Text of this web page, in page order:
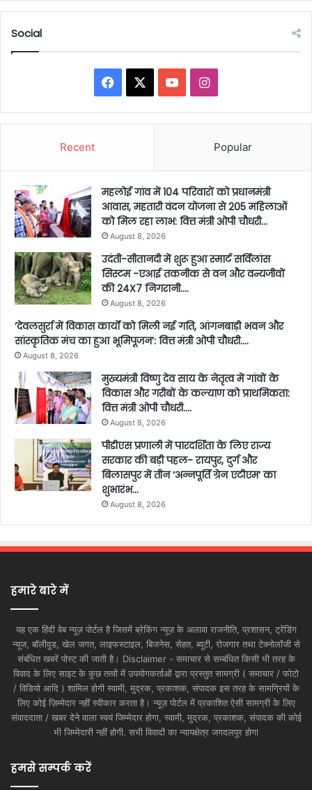
Social
Facebook YouTubeInstagram
Recent Popular
महलोई गांव में 104 परिवारों को प्रधानमंत्री
आवास, महतारी वंदन योजना से 205 महिलाओं
को मिल रहा लाभ: वित्त मंत्री ओपी चौधरी…
August 8, 2026
उदंती-सीतानदी में शुरू हुआ स्मार्ट सर्विलांस
सिस्टम -एआई तकनीक से वन और वन्यजीवों
की 24X7 निगरानी….
August 8, 2026
’देवलसुर्रा में विकास कार्यों को मिली नई गति, आंगनबाड़ी भवन और
सांस्कृतिक मंच का हुआ भूमिपूजन’: वित्त मंत्री ओपी चौधरी….
August 8, 2026
मुख्यमंत्री विष्णु देव साय के नेतृत्व में गांवों के
विकास और गरीबों के कल्याण को प्राथमिकता:
वित्त मंत्री ओपी चौधरी….
August 8, 2026
पीडीएस प्रणाली में पारदर्शिता के लिए राज्य
सरकार की बड़ी पहल- रायपुर, दुर्ग और
बिलासपुर में तीन ‘अन्नपूर्ति ग्रेन एटीएम‘ का
शुभारंभ…
August 8, 2026
हमारे बारे में
यह एक हिंदी वेब न्यूज़ पोर्टल है जिसमें ब्रेकिंग न्यूज़ के अलावा राजनीति, प्रशासन, ट्रेंडिंग
न्यूज, बॉलीवुड, खेल जगत, लाइफस्टाइल, बिजनेस, सेहत, ब्यूटी, रोजगार तथा टेक्नोलॉजी से
संबंधित खबरें पोस्ट की जाती है। Disclaimer - समाचार से सम्बंधित किसी भी तरह के
विवाद के लिए साइट के कुछ तत्वों में उपयोगकर्ताओं द्वारा प्रस्तुत सामग्री ( समाचार / फोटो
/ विडियो आदि ) शामिल होगी स्वामी, मुद्रक, प्रकाशक, संपादक इस तरह के सामग्रियों के
लिए कोई ज़िम्मेदार नहीं स्वीकार करता है। न्यूज़ पोर्टल में प्रकाशित ऐसी सामग्री के लिए
संवाददाता / खबर देने वाला स्वयं जिम्मेदार होगा, स्वामी, मुद्रक, प्रकाशक, संपादक की कोई
भी जिम्मेदारी नहीं होगी. सभी विवादों का न्यायक्षेत्र जगदलपुर होगा
हमसे सम्पर्क करें